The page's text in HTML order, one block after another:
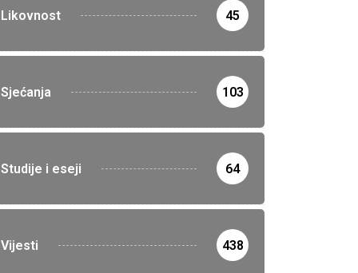
Likovnost 45
Sjećanja 103
Studije i eseji 64
Vijesti 438